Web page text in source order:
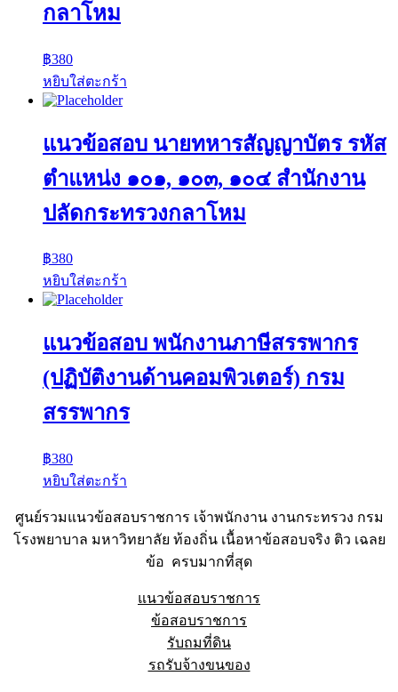
กลาโหม
฿380
หยิบใส่ตะกร้า
แนวข้อสอบ นายทหารสัญญาบัตร รหัส
ตำแหน่ง ๑๐๑, ๑๐๓, ๑๐๔ สำนักงาน
ปลัดกระทรวงกลาโหม
฿380
หยิบใส่ตะกร้า
แนวข้อสอบ พนักงานภาษีสรรพากร
(ปฏิบัติงานด้านคอมพิวเตอร์) กรม
สรรพากร
฿380
หยิบใส่ตะกร้า
ศูนย์รวมแนวข้อสอบราชการ เจ้าพนักงาน งานกระทรวง กรม
โรงพยาบาล มหาวิทยาลัย ท้องถิ่น เนื้อหาข้อสอบจริง ติว เฉลย
ข้อ ครบมากที่สุด
แนวข้อสอบราชการ
ข้อสอบราชการ
รับถมที่ดิน
รถรับจ้างขนของ